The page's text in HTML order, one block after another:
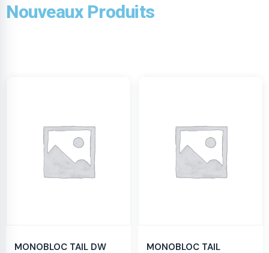
Nouveaux Produits
MONOBLOC TAIL DW
MONOBLOC TAIL